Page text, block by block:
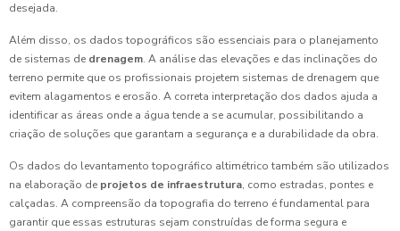
desejada.
Além disso, os dados topográficos são essenciais para o planejamento
de sistemas de drenagem. A análise das elevações e das inclinações do
terreno permite que os profissionais projetem sistemas de drenagem que
evitem alagamentos e erosão. A correta interpretação dos dados ajuda a
identificar as áreas onde a água tende a se acumular, possibilitando a
criação de soluções que garantam a segurança e a durabilidade da obra.
Os dados do levantamento topográfico altimétrico também são utilizados
na elaboração de projetos de infraestrutura, como estradas, pontes e
calçadas. A compreensão da topografia do terreno é fundamental para
garantir que essas estruturas sejam construídas de forma segura e